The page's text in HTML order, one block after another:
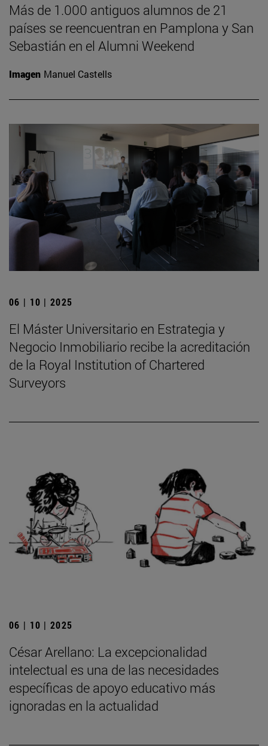
Más de 1.000 antiguos alumnos de 21
países se reencuentran en Pamplona y San
Sebastián en el Alumni Weekend
Imagen Manuel Castells
06 | 10 | 2025
El Máster Universitario en Estrategia y
Negocio Inmobiliario recibe la acreditación
de la Royal Institution of Chartered
Surveyors
06 | 10 | 2025
César Arellano: La excepcionalidad
intelectual es una de las necesidades
específicas de apoyo educativo más
ignoradas en la actualidad